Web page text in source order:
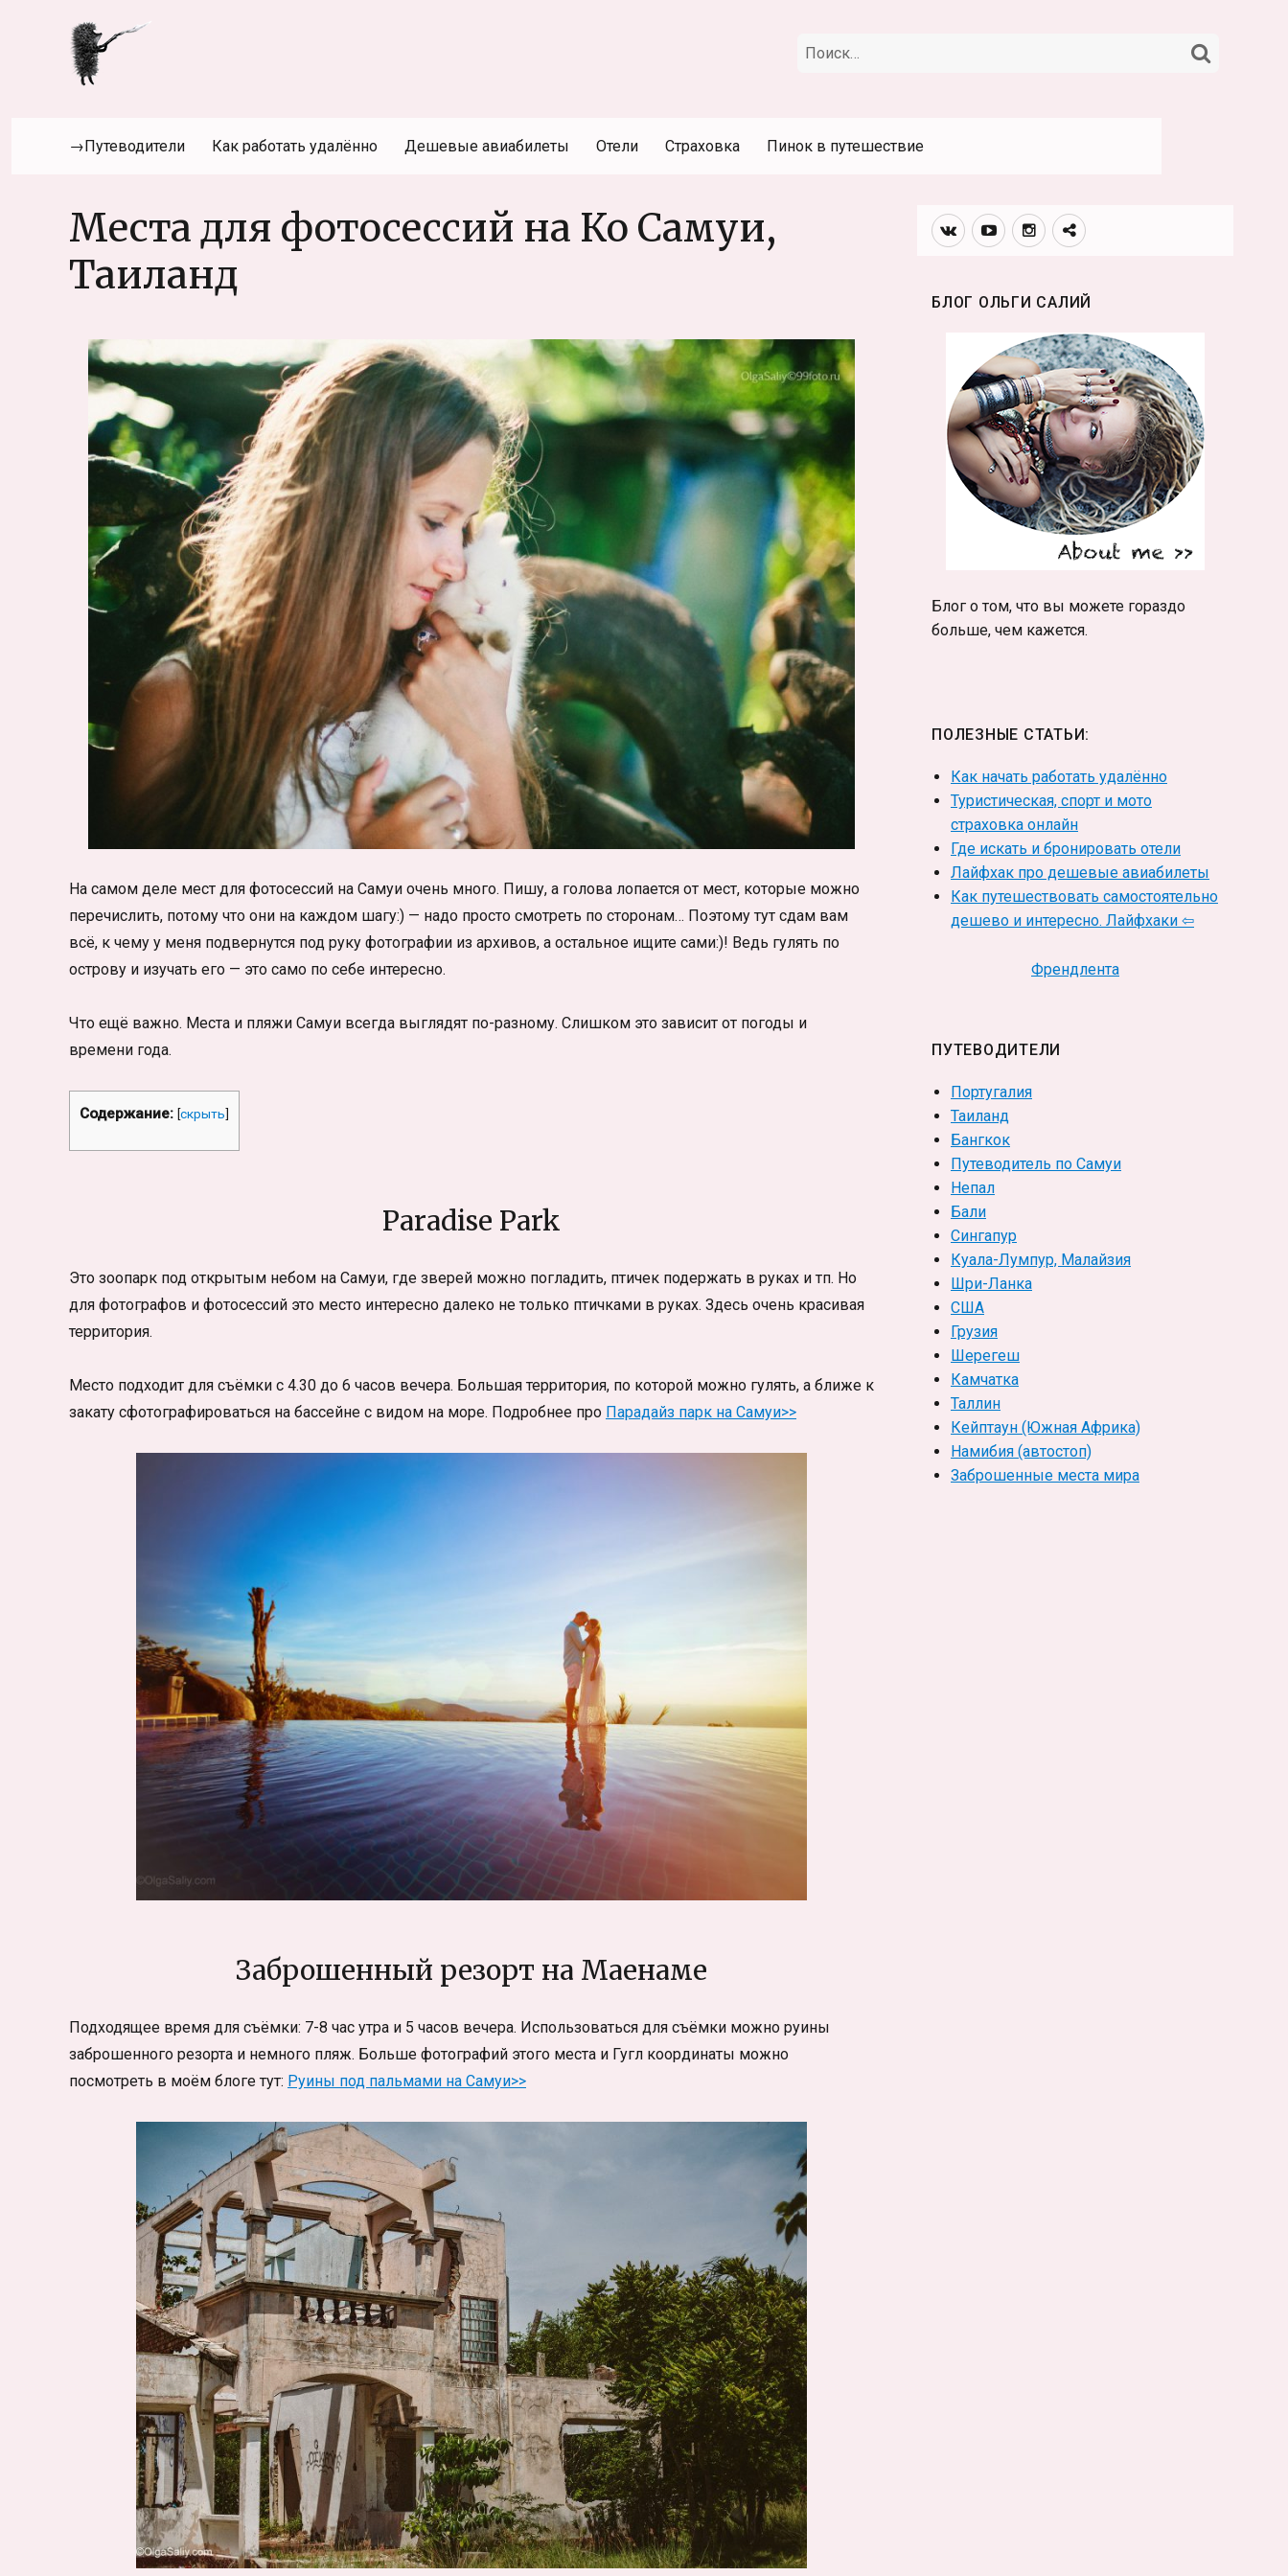
Искать:
→Путеводители Как работать удалённо Дешевые авиабилеты Отели Страховка Пинок в путешествие
Места для фотосессий на Ко Самуи,
Таиланд
На самом деле мест для фотосессий на Самуи очень много. Пишу, а голова лопается от мест, которые можно
перечислить, потому что они на каждом шагу:) — надо просто смотреть по сторонам… Поэтому тут сдам вам
всё, к чему у меня подвернутся под руку фотографии из архивов, а остальное ищите сами:)! Ведь гулять по
острову и изучать его — это само по себе интересно.
Что ещё важно. Места и пляжи Самуи всегда выглядят по-разному. Слишком это зависит от погоды и
времени года.
Содержание: [скрыть]
Paradise Park
Это зоопарк под открытым небом на Самуи, где зверей можно погладить, птичек подержать в руках и тп. Но
для фотографов и фотосессий это место интересно далеко не только птичками в руках. Здесь очень красивая
территория.
Место подходит для съёмки с 4.30 до 6 часов вечера. Большая территория, по которой можно гулять, а ближе к
закату сфотографироваться на бассейне с видом на море. Подробнее про Парадайз парк на Самуи>>
Заброшенный резорт на Маенаме
Подходящее время для съёмки: 7-8 час утра и 5 часов вечера. Использоваться для съёмки можно руины
заброшенного резорта и немного пляж. Больше фотографий этого места и Гугл координаты можно
посмотреть в моём блоге тут: Руины под пальмами на Самуи>>
Вконтакте
YoutubeИнстаграмм
Телеграм
БЛОГ ОЛЬГИ САЛИЙ
Блог о том, что вы можете гораздо
больше, чем кажется.
ПОЛЕЗНЫЕ СТАТЬИ:
Как начать работать удалённо
Туристическая, спорт и мото
страховка онлайн
Где искать и бронировать отели
Лайфхак про дешевые авиабилеты
Как путешествовать самостоятельно
дешево и интересно. Лайфхаки ⇦
Френдлента
ПУТЕВОДИТЕЛИ
Португалия
Таиланд
Бангкок
Путеводитель по Самуи
Непал
Бали
Сингапур
Куала-Лумпур, Малайзия
Шри-Ланка
США
Грузия
Шерегеш
Камчатка
Таллин
Кейптаун (Южная Африка)
Намибия (автостоп)
Заброшенные места мира